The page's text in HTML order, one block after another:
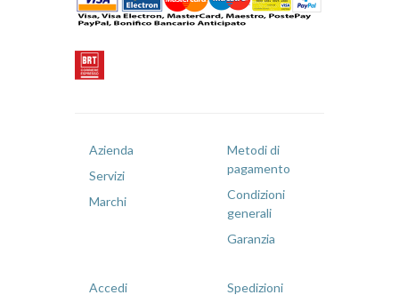
Azienda
Servizi
Marchi
Metodi di
pagamento
Condizioni
generali
Garanzia
Accedi Spedizioni